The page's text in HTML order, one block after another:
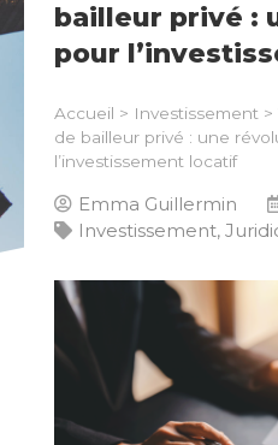
bailleur privé :
pour
Accueil > Investissement >
de bailleur privé : une
l’investissement locatif
Emma Guillermin
Investissement,